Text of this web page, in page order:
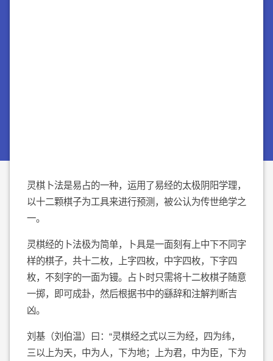
灵棋卜法是易占的一种，运用了易经的太极阴阳学理，
以十二颗棋子为工具来进行预测，被公认为传世绝学之
一。
灵棋经的卜法极为简单，卜具是一面刻有上中下不同字
样的棋子，共十二枚，上字四枚，中字四枚，下字四
枚，不刻字的一面为镘。占卜时只需将十二枚棋子随意
一掷，即可成卦，然后根据书中的繇辞和注解判断吉
凶。
刘基（刘伯温）曰：“灵棋经之式以三为经，四为纬，
三以上为天，中为人，下为地；上为君，中为臣，下为